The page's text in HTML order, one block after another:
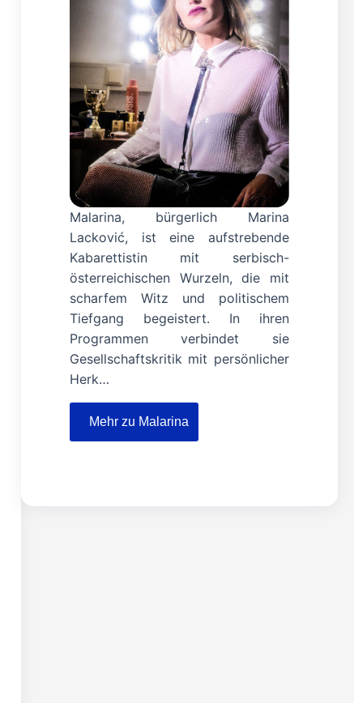
Malarina, bürgerlich Marina
Lacković, ist eine aufstrebende
Kabarettistin mit serbisch-
österreichischen Wurzeln, die mit
scharfem Witz und politischem
Tiefgang begeistert. In ihren
Programmen verbindet sie
Gesellschaftskritik mit persönlicher
Herk…
Mehr zu Malarina